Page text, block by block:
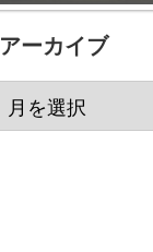
アーカイブ